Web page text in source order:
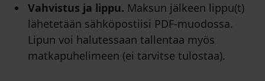
Vahvistus ja lippu. Maksun jälkeen lippu(t)
lähetetään sähköpostiisi PDF-muodossa.
Lipun voi halutessaan tallentaa myös
matkapuhelimeen (ei tarvitse tulostaa).